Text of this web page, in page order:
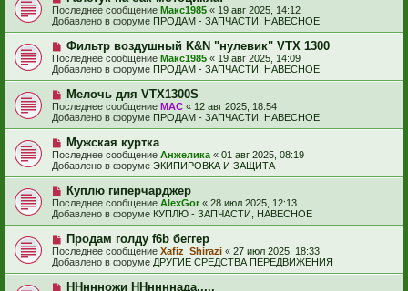
е
н
и
е
о
о
б
щ
е
н
и
е
о
в
с
о
о
б
щ
е
н
и
е
Последнее сообщение Макс1985 « 19 авг 2025, 14:12
Добавлено в форуме ПРОДАМ - ЗАПЧАСТИ, НАВЕСНОЕ
Н
о
в
е
с
о
о
б
щ
е
н
и
е
Фильтр воздушный K&N "нулевик" VTX 1300
Последнее сообщение Макс1985 « 19 авг 2025, 14:09
Добавлено в форуме ПРОДАМ - ЗАПЧАСТИ, НАВЕСНОЕ
Н
о
в
е
с
о
о
б
щ
е
н
и
е
Мелочь для VTX1300S
Последнее сообщение МАС « 12 авг 2025, 18:54
Добавлено в форуме ПРОДАМ - ЗАПЧАСТИ, НАВЕСНОЕ
Н
о
в
е
с
о
о
б
щ
е
н
и
е
Мужская куртка
Последнее сообщение Анжелика « 01 авг 2025, 08:19
Добавлено в форуме ЭКИПИРОВКА И ЗАЩИТА
Н
о
в
е
с
о
о
б
щ
Куплю гиперчарджер
Последнее сообщение AlexGor « 28 июл 2025, 12:13
Добавлено в форуме КУПЛЮ - ЗАПЧАСТИ, НАВЕСНОЕ
Н
о
в
е
Продам голду f6b беггер
Последнее сообщение Xafiz_Shirazi « 27 июл 2025, 18:33
Добавлено в форуме ДРУГИЕ СРЕДСТВА ПЕРЕДВИЖЕНИЯ
НННннножи ННннннада.....